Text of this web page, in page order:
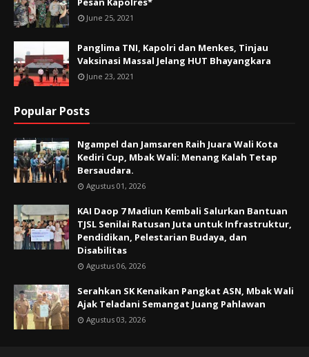
June 25, 2021
Panglima TNI, Kapolri dan Menkes, Tinjau
Vaksinasi Massal Jelang HUT Bhayangkara
June 23, 2021
Popular Posts
Ngampel dan Jamsaren Raih Juara Wali Kota
Kediri Cup, Mbak Wali: Menang Kalah Tetap
Bersaudara.
Agustus 01, 2026
KAI Daop 7 Madiun Kembali Salurkan Bantuan
TJSL Senilai Ratusan Juta untuk Infrastruktur,
Pendidikan, Pelestarian Budaya, dan
Disabilitas
Agustus 06, 2026
Serahkan SK Kenaikan Pangkat ASN, Mbak Wali
Ajak Teladani Semangat Juang Pahlawan
Agustus 03, 2026